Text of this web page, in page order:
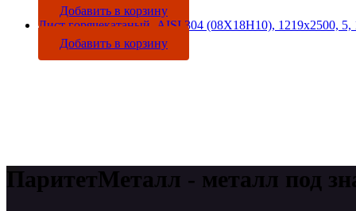
Добавить в корзину
Лист горячекатаный, AISI 304 (08Х18Н10), 1219х2500, 5,
Добавить в корзину
ПаритетМеталл - металл под